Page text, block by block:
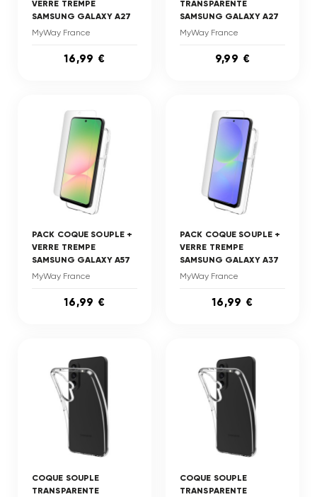
VERRE TREMPE
SAMSUNG GALAXY A27
MyWay France
16,99 €
TRANSPARENTE
SAMSUNG GALAXY A27
MyWay France
9,99 €
PACK COQUE SOUPLE +
VERRE TREMPE
SAMSUNG GALAXY A57
MyWay France
16,99 €
PACK COQUE SOUPLE +
VERRE TREMPE
SAMSUNG GALAXY A37
MyWay France
16,99 €
COQUE SOUPLE
TRANSPARENTE
COQUE SOUPLE
TRANSPARENTE